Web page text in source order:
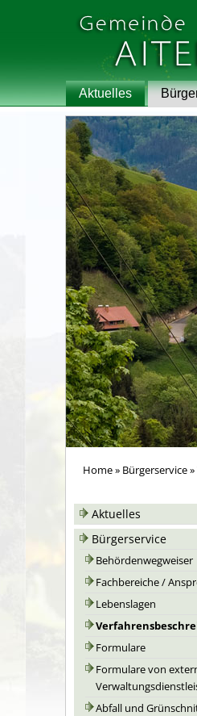
Aktuelles
Home» Bürgerservice»
Aktuelles
Bürgerservice
Behördenwegweiser
Fachbereiche /
Lebenslagen
Formulare
Formulare von
Abfall und